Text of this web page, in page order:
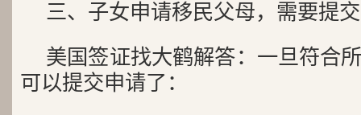
三、子女申请移民父母，需要提
美国签证找大鹤解答：一旦符合
可以提交申请了：